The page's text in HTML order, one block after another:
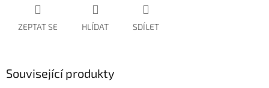
ZEPTAT SE HLÍDAT SDÍLET
Související produkty